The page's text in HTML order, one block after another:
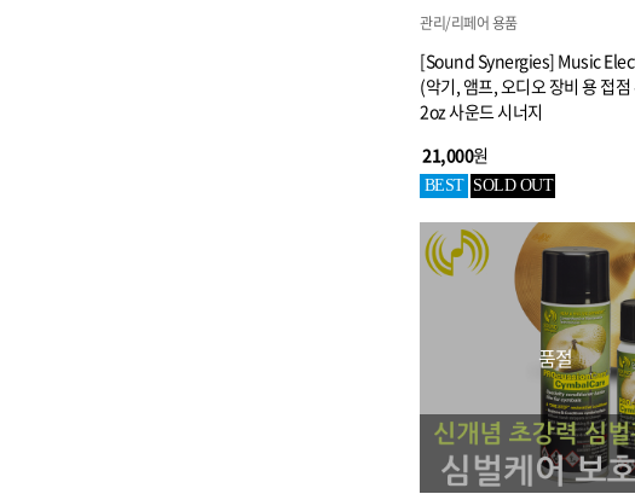
관리/리페어 용품
[Sound Synergies] Music
(악기, 앰프, 오디오 장비 용 접
2oz 사운드 시너지
21,000원
BEST SOLD OUT
품절